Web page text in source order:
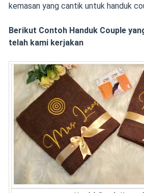
kemasan yang cantik untuk handuk
Berikut Contoh Handuk Couple
telah kamikerjakan